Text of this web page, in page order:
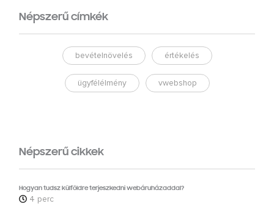
Népszerű címkék
bevételnövelés értékelés
ügyfélélmény vwebshop
Népszerű cikkek
Hogyan tudsz külföldre terjeszkedni webáruházaddal?
4 perc